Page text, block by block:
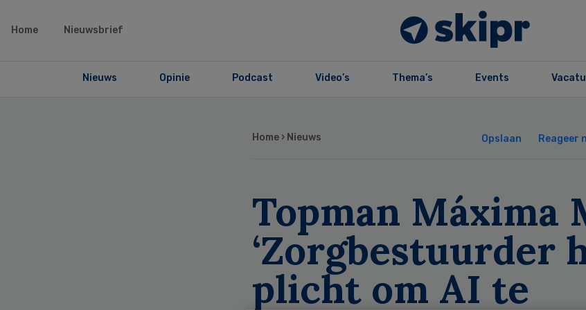
Home Nieuwsbrief
Nieuws Opinie Podcast Video’s Thema’s Events
Home › Nieuws Opslaan Reageer
Topman Máxima
‘Zorgbestuurder
plicht om AI te